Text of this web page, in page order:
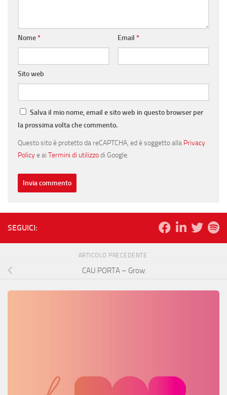
Nome* Email *
Sito web
Salva il mio nome, email e sito web in questo browser per
la prossima volta che commento.
Questo sito è protetto da reCAPTCHA, ed è soggetto alla Privacy
Policye ai Termini di utilizzodi Google.
SEGUICI:
ARTICOLO PRECEDENTE
CAU PORTA – Grow